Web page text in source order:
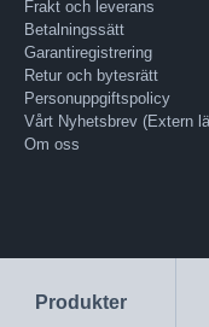
Produkter
Frakt och leverans
Betalningssätt
Garantiregistrering
Retur och bytesrätt
Personuppgiftspolicy
Vårt Nyhetsbrev (Extern
Om oss